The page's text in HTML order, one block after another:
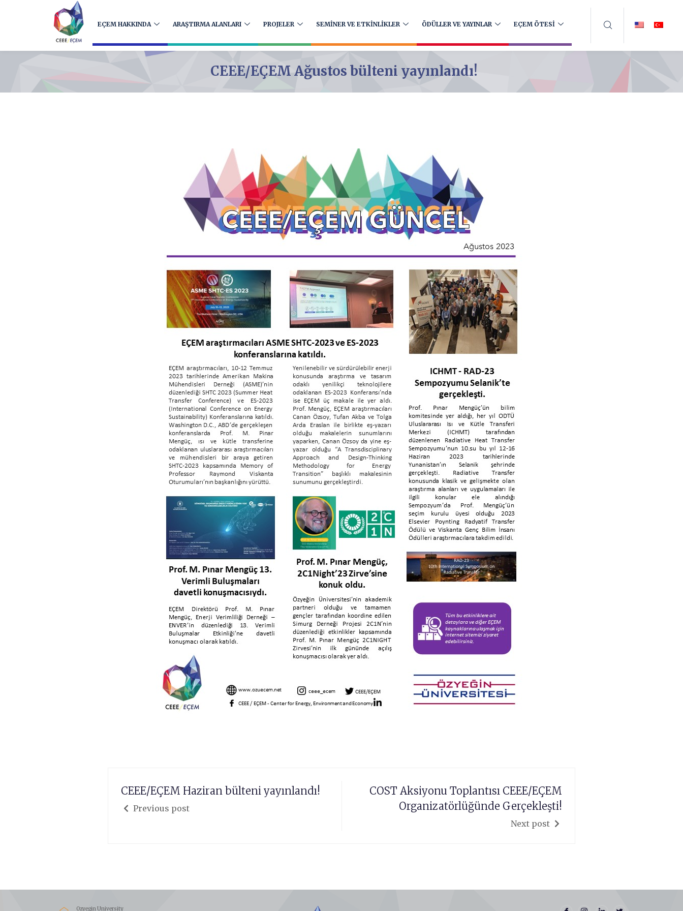
EÇEM HAKKINDA ARAŞTIRMA ALANLARI PROJELER SEMİNER VE ETKİNLİKLER ÖDÜLLER VE YAYINLAR EÇEM ÖTESİ
CEEE/EÇEM Ağustos bülteni yayınlandı!
CEEE/EÇEM Haziran bülteni yayınlandı!
Previous post
COST Aksiyonu Toplantısı CEEE/EÇEM
Organizatörlüğünde Gerçekleşti!
Next post
Ozyegin University